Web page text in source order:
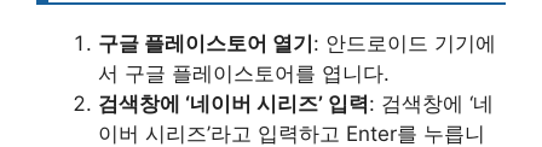
구글 플레이스토어 열기: 안드로이드 기기에
서 구글 플레이스토어를 엽니다.
검색창에 ‘네이버 시리즈’ 입력: 검색창에 ‘네
이버 시리즈’라고 입력하고 Enter를 누릅니